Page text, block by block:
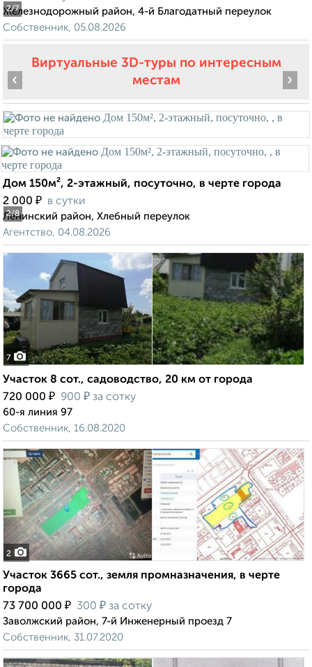
2/7
Железнодорожный район, 4-й Благодатный переулок
Собственник, 05.08.2026
Виртуальные 3D-туры по интересным
местам
2/8
‹ ›
Дом 150м², 2-этажный, посуточно, в черте города
2 000 ₽ в сутки
Ленинский район, Хлебный переулок
Агентство, 04.08.2026
7
Участок 8 сот., садоводство, 20 км от города
720 000 ₽ 900 ₽ за сотку
60-я линия 97
Собственник, 16.08.2020
2
Участок 3665 сот., земля промназначения, в черте
города
73 700 000 ₽ 300 ₽ за сотку
Заволжский район, 7-й Инженерный проезд 7
Собственник, 31.07.2020